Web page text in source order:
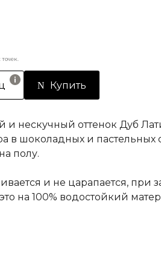
Купить
нескучный оттенок Дуб
в шоколадных и пастельных
полу.
и не царапается, при
на 100% водостойкий